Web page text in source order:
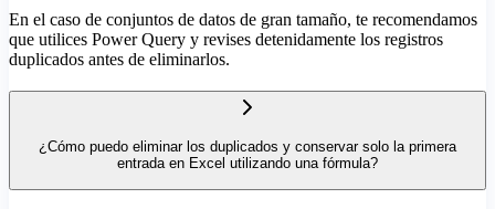
En el caso de conjuntos de datos de gran tamaño, te recomendamos
que utilices Power Query y revises detenidamente los registros
duplicados antes de eliminarlos.
¿Cómo puedo eliminar los duplicados y conservar solo la primera
entrada en Excel utilizando una fórmula?